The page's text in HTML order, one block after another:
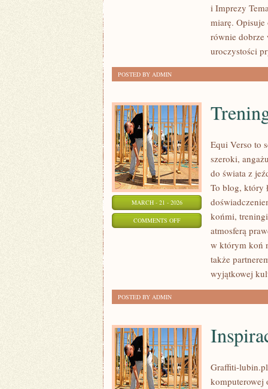
i Imprezy
miarę. Opisuje
równie dobrze
uroczystości
POSTED BY ADMIN
MARCH - 21 - 2026
COMMENTS OFFON
JEŹDZIECTWO
Equi Verso to
szeroki,
do świata z
To blog, który
końmi,
atmosferą
w którym koń
także
wyjątkowej
POSTED BY ADMIN
Graffiti-
komputerowej